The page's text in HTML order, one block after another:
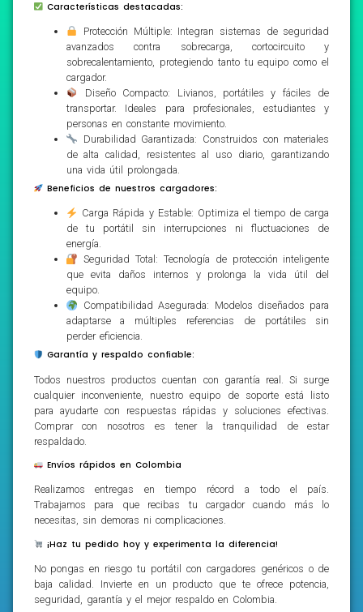
Características destacadas:
Protección Múltiple: Integran sistemas de seguridad
avanzados contra sobrecarga, cortocircuito y
sobrecalentamiento, protegiendo tanto tu equipo como el
cargador.
Diseño Compacto: Livianos, portátiles y fáciles de
transportar. Ideales para profesionales, estudiantes y
personas en constante movimiento.
Durabilidad Garantizada: Construidos con materiales
de alta calidad, resistentes al uso diario, garantizando
una vida útil prolongada.
Beneficios de nuestros cargadores:
Carga Rápida y Estable: Optimiza el tiempo de carga
de tu portátil sin interrupciones ni fluctuaciones de
energía.
Seguridad Total: Tecnología de protección inteligente
que evita daños internos y prolonga la vida útil del
equipo.
Compatibilidad Asegurada: Modelos diseñados para
adaptarse a múltiples referencias de portátiles sin
perder eficiencia.
Garantía y respaldo confiable:
Todos nuestros productos cuentan con garantía real. Si surge
cualquier inconveniente, nuestro equipo de soporte está listo
para ayudarte con respuestas rápidas y soluciones efectivas.
Comprar con nosotros es tener la tranquilidad de estar
respaldado.
Envíos rápidos en Colombia
Realizamos entregas en tiempo récord a todo el país.
Trabajamos para que recibas tu cargador cuando más lo
necesitas, sin demoras ni complicaciones.
¡Haz tu pedido hoy y experimenta la diferencia!
No pongas en riesgo tu portátil con cargadores genéricos o de
baja calidad. Invierte en un producto que te ofrece potencia,
seguridad, garantía y el mejor respaldo en Colombia.